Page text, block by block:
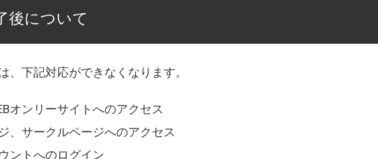
後について
、下記対応ができなくなります。
オンリーサイトへのアクセス
、サークルページへのアクセス
ントへのログイン